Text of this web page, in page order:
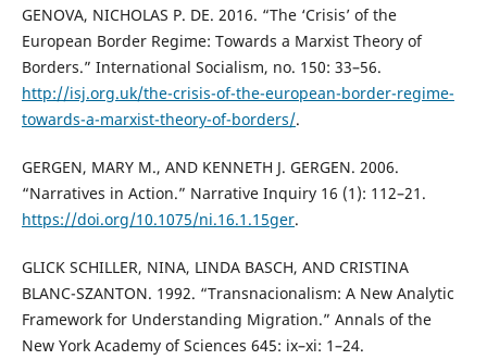
GENOVA, NICHOLAS P. DE. 2016. “The ‘Crisis’ of the
European Border Regime: Towards a Marxist Theory of
Borders.” International Socialism, no. 150: 33–56.
http://isj.org.uk/the-crisis-of-the-european-border-regime-
towards-a-marxist-theory-of-borders/.
GERGEN, MARY M., AND KENNETH J. GERGEN. 2006.
“Narratives in Action.” Narrative Inquiry 16 (1): 112–21.
https://doi.org/10.1075/ni.16.1.15ger.
GLICK SCHILLER, NINA, LINDA BASCH, AND CRISTINA
BLANC-SZANTON. 1992. “Transnacionalism: A New Analytic
Framework for Understanding Migration.” Annals of the
New York Academy of Sciences 645: ix–xi: 1–24.